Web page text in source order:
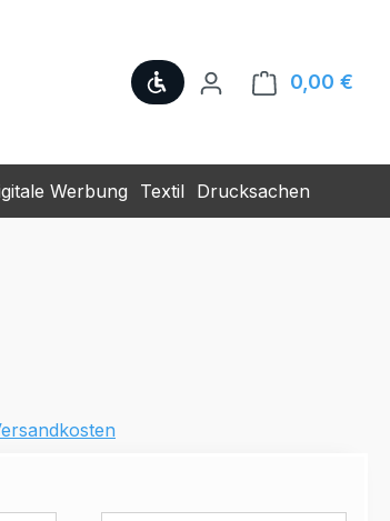
Werkzeugleiste anzeigen
0,00 €
Werbung Textil Drucksachen